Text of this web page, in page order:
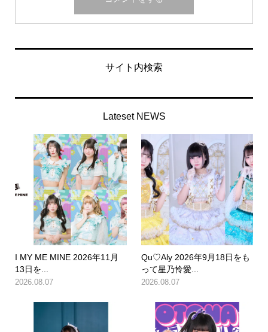
サイト内検索
Lateset NEWS
I MY ME MINE 2026年11月
13日を...
2026.08.07
Qu♡Aly 2026年9月18日をも
って星乃怜愛...
2026.08.07